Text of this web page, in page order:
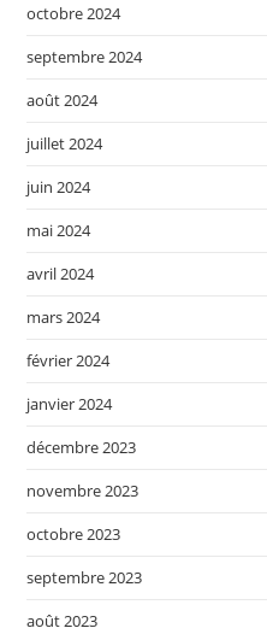
octobre 2024
septembre 2024
août 2024
juillet 2024
juin 2024
mai 2024
avril 2024
mars 2024
février 2024
janvier 2024
décembre 2023
novembre 2023
octobre 2023
septembre 2023
août 2023